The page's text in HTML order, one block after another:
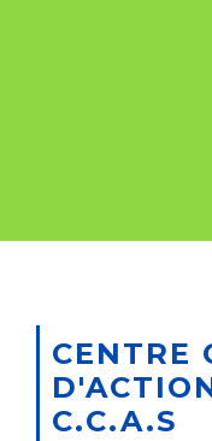
CENTRE
C.C.A.S